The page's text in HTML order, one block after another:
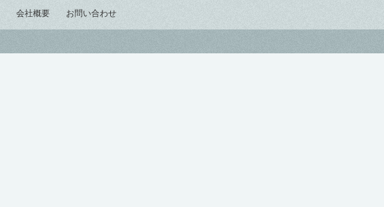
会社概要 お問い合わせ